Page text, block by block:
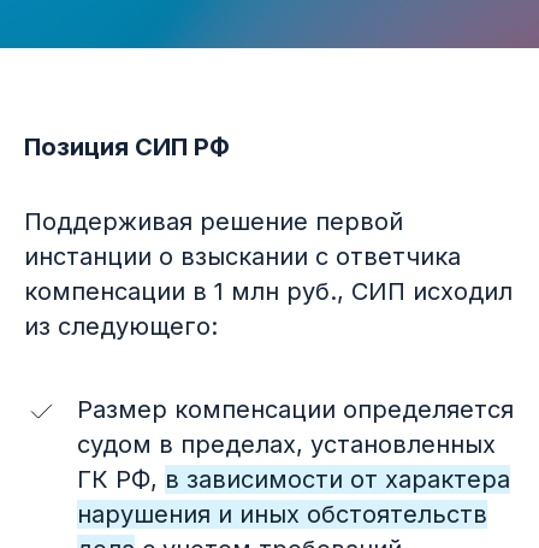
Позиция СИП РФ
Поддерживая решение первой
инстанции о взыскании с ответчика
компенсации в 1 млн руб., СИП исходил
из следующего:
Размер компенсации определяется
судом в пределах, установленных
ГК РФ, в зависимости от характера
нарушения и иных обстоятельств